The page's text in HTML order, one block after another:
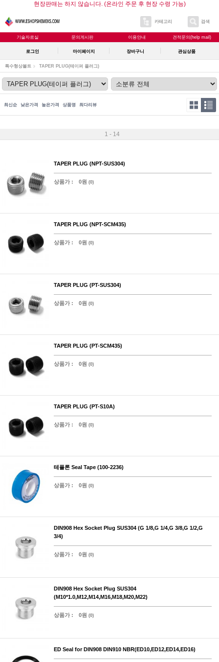
현장판매는 하지 않습니다. (온라인 주문 후 현장 수령 가능)
카테고리 검색
기술자료실 문의게시판 이용안내 견적문의(help mail)
로그인 마이페이지 장바구니 관심상품
특수형상볼트 TAPER PLUG(테이퍼 플러그)
최신순 낮은가격 높은가격 상품명 최다리뷰
1 - 14
TAPER PLUG (NPT-SUS304)
상품가 : 0원 (0)
TAPER PLUG (NPT-SCM435)
상품가 : 0원 (0)
TAPER PLUG (PT-SUS304)
상품가 : 0원 (0)
TAPER PLUG (PT-SCM435)
상품가 : 0원 (0)
TAPER PLUG (PT-S10A)
상품가 : 0원 (0)
테플론 Seal Tape (100-2236)
상품가 : 0원 (0)
DIN908 Hex Socket Plug SUS304 (G 1/8,G 1/4,G 3/8,G 1/2,G
3/4)
상품가 : 0원 (0)
DIN908 Hex Socket Plug SUS304
(M10*1.0,M12,M14,M16,M18,M20,M22)
상품가 : 0원 (0)
ED Seal for DIN908 DIN910 NBR(ED10,ED12,ED14,ED16)